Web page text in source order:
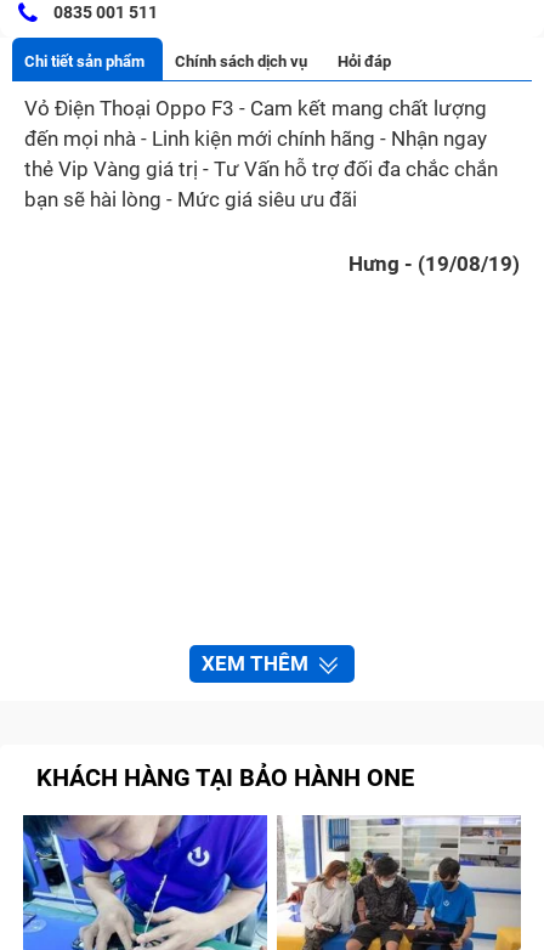
0835 001 511
Chi tiết sản phẩm Chính sách dịch vụ Hỏi đáp
Vỏ Điện Thoại Oppo F3 - Cam kết mang chất lượng
đến mọi nhà - Linh kiện mới chính hãng - Nhận ngay
thẻ Vip Vàng giá trị - Tư Vấn hỗ trợ đối đa chắc chắn
bạn sẽ hài lòng - Mức giá siêu ưu đãi
Hưng - (19/08/19)
XEM THÊM
KHÁCH HÀNG TẠI BẢO HÀNH ONE